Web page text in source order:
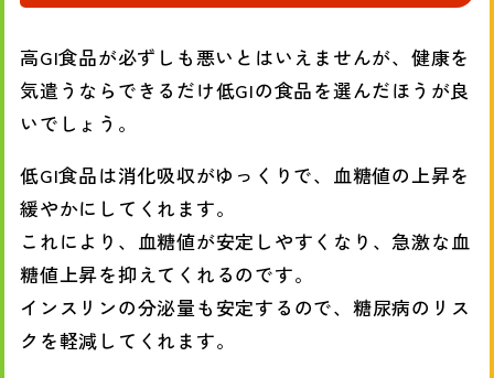
高GI食品が必ずしも悪いとはいえませんが、健康を
気遣うならできるだけ低GIの食品を選んだほうが良
いでしょう。
低GI食品は消化吸収がゆっくりで、血糖値の上昇を
緩やかにしてくれます。
これにより、血糖値が安定しやすくなり、急激な血
糖値上昇を抑えてくれるのです。
インスリンの分泌量も安定するので、糖尿病のリス
クを軽減してくれます。